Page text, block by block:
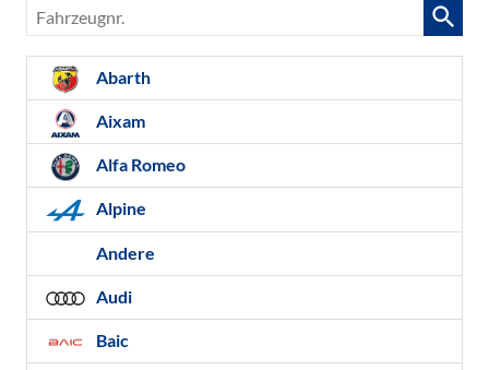
Fahrzeugnr.
Abarth
Aixam
Alfa Romeo
Alpine
Andere
Audi
Baic